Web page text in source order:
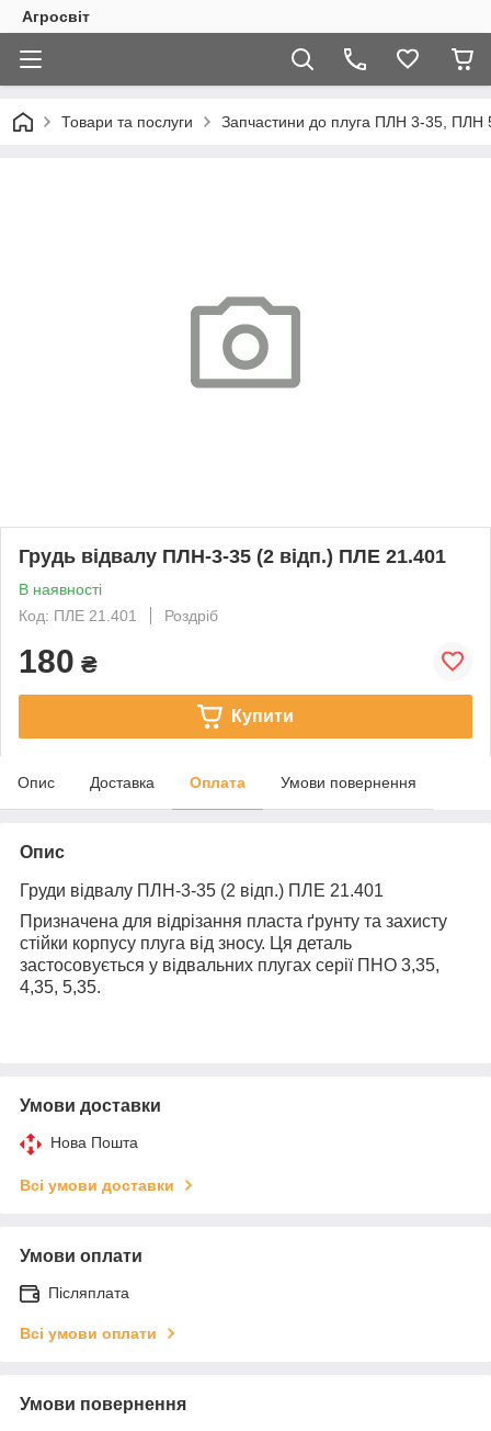
Агросвіт
Товари та послуги Запчастини до плуга ПЛН 3-35, ПЛН
Грудь відвалу ПЛН-3-35 (2 відп.) ПЛЕ 21.401
В наявності
Код: ПЛЕ 21.401
Роздріб
180 ₴
Купити
Опис Доставка Оплата Умови повернення
Опис
Груди відвалу ПЛН-3-35 (2 відп.) ПЛЕ 21.401
Призначена для відрізання пласта ґрунту та захисту
стійки корпусу плуга від зносу. Ця деталь
застосовується у відвальних плугах серії ПНО 3,35,
4,35, 5,35.
Умови доставки
Нова Пошта
Всі умови доставки
Умови оплати
Післяплата
Всі умови оплати
Умови повернення